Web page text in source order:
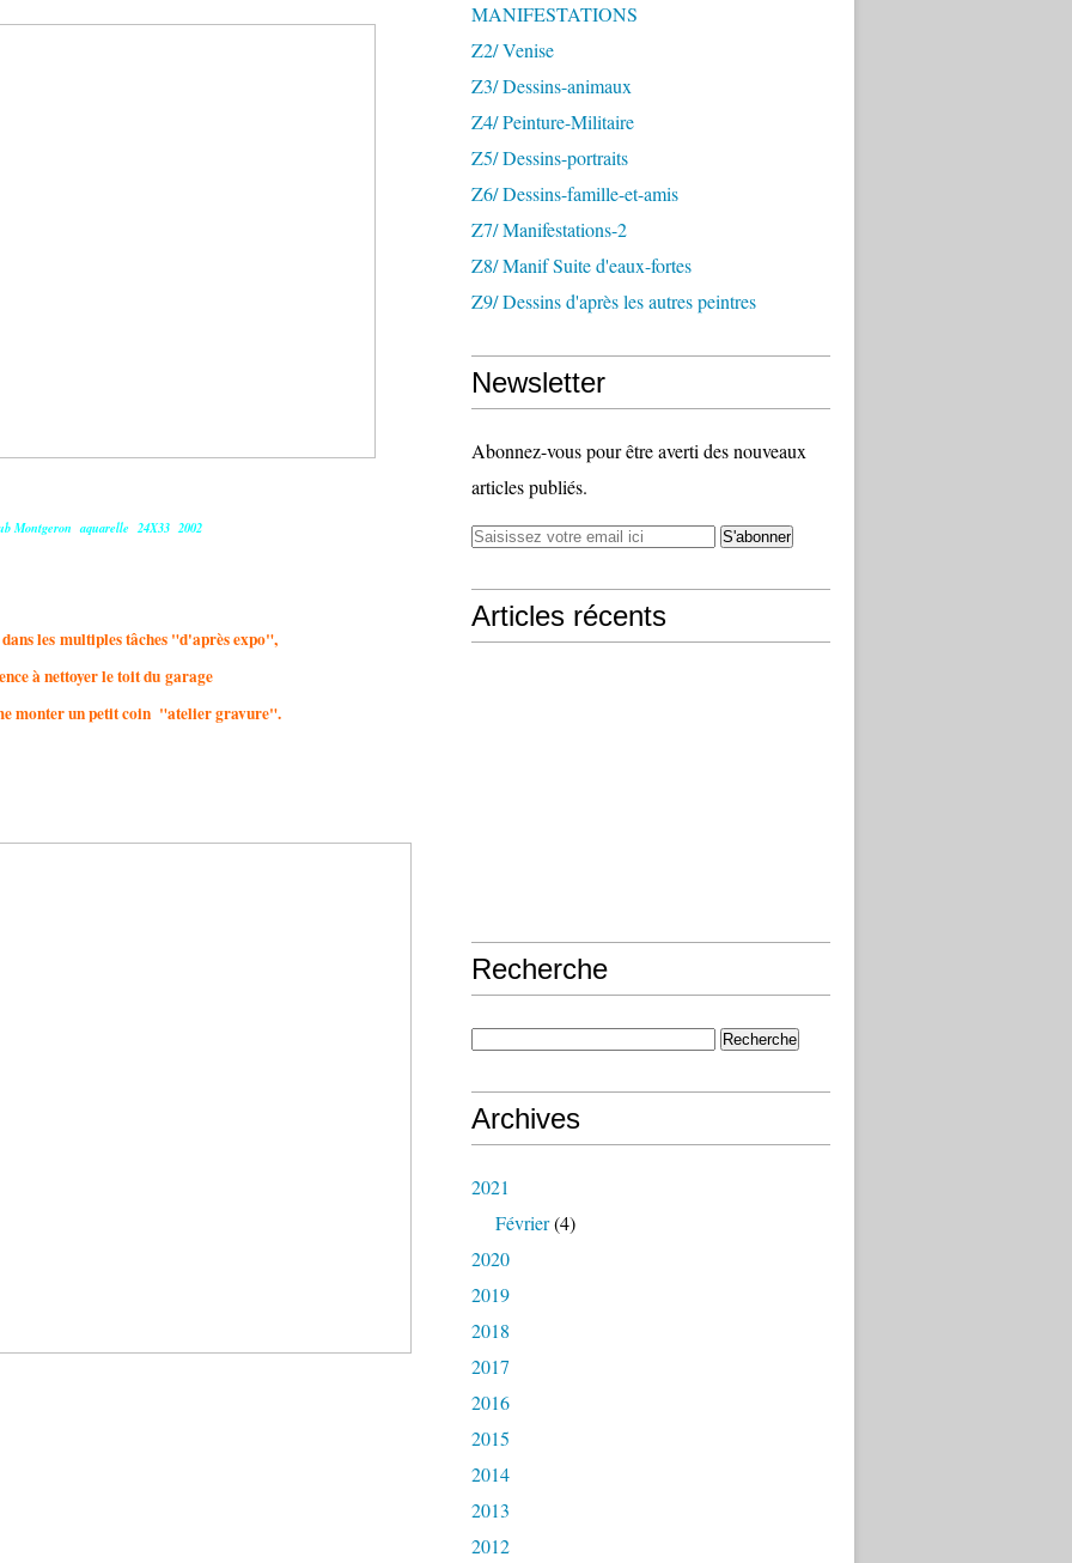
Montgeron aquarelle 24X33 2002
les multiples tâches "d'après expo",
à nettoyer le toit du garage
monter un petit coin "atelier gravure".
MANIFESTATIONS
Z2/ Venise
Z3/ Dessins-animaux
Z4/ Peinture-Militaire
Z5/ Dessins-portraits
Z6/ Dessins-famille-et-amis
Z7/ Manifestations-2
Z8/ Manif Suite d'eaux-fortes
Z9/ Dessins d'après les autres peintres
Newsletter
Abonnez-vous pour être averti des nouveaux
articles publiés.
Articles récents
Recherche
Archives
2021
Février(4)
2020
2019
2018
2017
2016
2015
2014
2013
2012